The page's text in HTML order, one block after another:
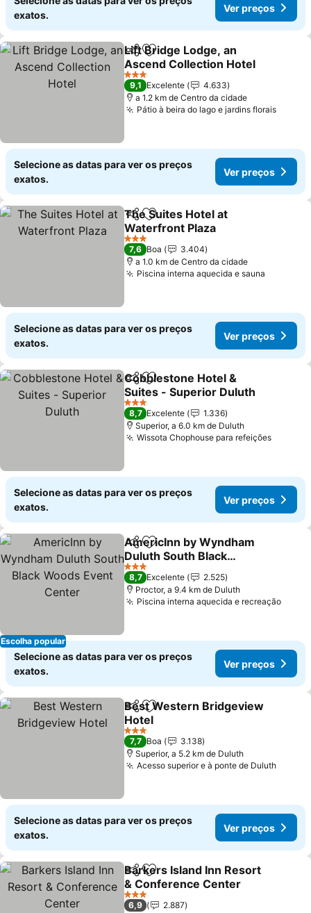
exatos.
Ver preços
PartilharAdicionar aos favoritos
Lift Bridge Lodge, an
Ascend Collection Hotel
3 Estrelas
9,1 Excelente
4.633
a 1.2 km de Centro da cidade
Pátio à beira do lago e jardins florais
Selecione as datas para ver os preços
exatos.
Ver preços
PartilharAdicionar aos favoritos
The Suites Hotel at
Waterfront Plaza
3 Estrelas
7,6 Boa
3.404
a 1.0 km de Centro da cidade
Piscina interna aquecida e sauna
Selecione as datas para ver os preços
exatos.
Ver preços
PartilharAdicionar aos favoritos
Cobblestone Hotel &
Suites - Superior Duluth
3 Estrelas
8,7 Excelente
1.336
Superior, a 6.0 km de Duluth
Wissota Chophouse para refeições
Selecione as datas para ver os preços
exatos.
Ver preços
Escolha popular
PartilharAdicionar aos favoritos
AmericInn by Wyndham
Duluth South Black
Woods Event Center
3 Estrelas
8,7 Excelente
2.525
Proctor, a 9.4 km de Duluth
Piscina interna aquecida e recreação
Selecione as datas para ver os preços
exatos.
Ver preços
PartilharAdicionar aos favoritos
Best Western Bridgeview
Hotel
3 Estrelas
7,7 Boa
3.138
Superior, a 5.2 km de Duluth
Acesso superior e à ponte de Duluth
Selecione as datas para ver os preços
exatos.
Ver preços
PartilharAdicionar aos favoritos
Barkers Island Inn Resort
& Conference Center
3 Estrelas
6,9
2.887